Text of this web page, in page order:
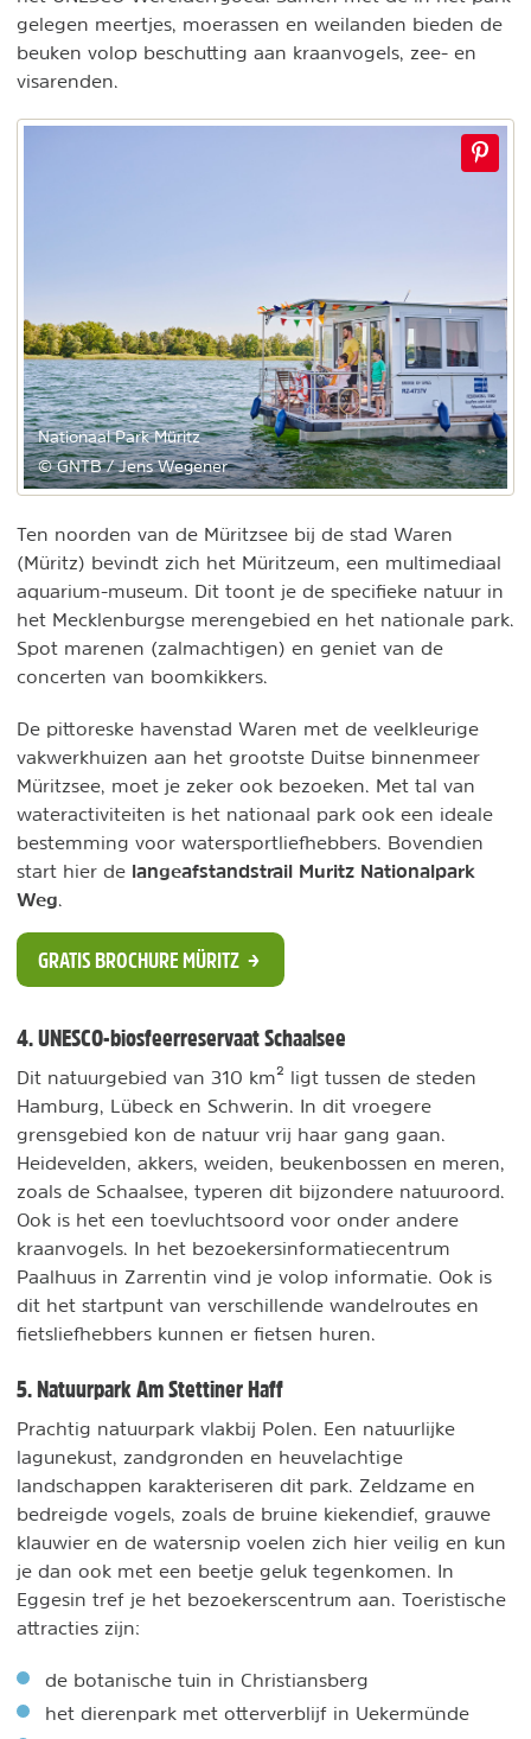
gelegen meertjes, moerassen en weilanden bieden de
beuken volop beschutting aan kraanvogels, zee- en
visarenden.
Nationaal Park Müritz
© GNTB / Jens Wegener
Ten noorden van de Müritzsee bij de stad Waren
(Müritz) bevindt zich het Müritzeum, een multimediaal
aquarium-museum. Dit toont je de specifieke natuur in
het Mecklenburgse merengebied en het nationale park.
Spot marenen (zalmachtigen) en geniet van de
concerten van boomkikkers.
De pittoreske havenstad Waren met de veelkleurige
vakwerkhuizen aan het grootste Duitse binnenmeer
Müritzsee, moet je zeker ook bezoeken. Met tal van
wateractiviteiten is het nationaal park ook een ideale
bestemming voor watersportliefhebbers. Bovendien
start hier de langeafstandstrail Muritz Nationalpark
Weg
GRATIS BROCHURE MÜRITZ
4. UNESCO-biosfeerreservaat Schaalsee
Dit natuurgebied van 310 km² ligt tussen de steden
Hamburg, Lübeck en Schwerin. In dit vroegere
grensgebied kon de natuur vrij haar gang gaan.
Heidevelden, akkers, weiden, beukenbossen en meren,
zoals de Schaalsee, typeren dit bijzondere natuuroord.
Ook is het een toevluchtsoord voor onder andere
kraanvogels. In het bezoekersinformatiecentrum
Paalhuus in Zarrentin vind je volop informatie. Ook is
dit het startpunt van verschillende wandelroutes en
fietsliefhebbers kunnen er fietsen huren.
5. Natuurpark Am Stettiner Haff
Prachtig natuurpark vlakbij Polen. Een natuurlijke
lagunekust, zandgronden en heuvelachtige
landschappen karakteriseren dit park. Zeldzame en
bedreigde vogels, zoals de bruine kiekendief, grauwe
klauwier en de watersnip voelen zich hier veilig en kun
je dan ook met een beetje geluk tegenkomen. In
Eggesin tref je het bezoekerscentrum aan. Toeristische
attracties zijn:
de botanische tuin in Christiansberg
het dierenpark met otterverblijf in Uekermünde